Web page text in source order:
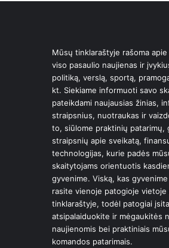
Mūsų tinklaraštyje rašoma
viso pasaulio naujienas ir
politiką, verslą, sportą,
kt. Siekiame informuoti savo
pateikdami naujausias žinias,
straipsnius, nuotraukas ir
to, siūlome praktinių patarimų,
straipsnių apie sveikatą,
technologijas, kurie padės
skaitytojams orientuotis
gyvenime. Viską, kas
rasite vienoje patogioje vietoje
tinklaraštyje, todėl patogiai
atsipalaiduokite ir mėgaukitės
naujienomis bei praktiniais
komandos patarimais.